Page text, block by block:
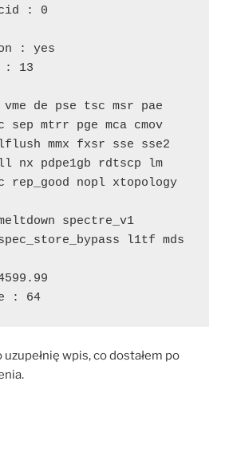
: 0
: yes
: 13
de pse tsc msr pae
sep mtrr pge mca cmov
mmx fxsr sse sse2
nx pdpe1gb rdtscp lm
rep_good nopl xtopology
spectre_v1
l1tf mds
: 64
wpis, co dostałem po